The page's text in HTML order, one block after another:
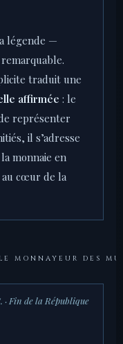
légende —
traduit une
affirmée : le
représenter
il s’adresse
monnaie en
cœur de la
MONNAYEUR DES
Fin de la République